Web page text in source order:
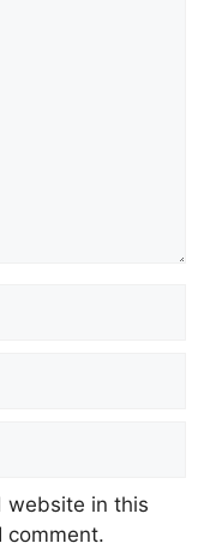
website in this
comment.